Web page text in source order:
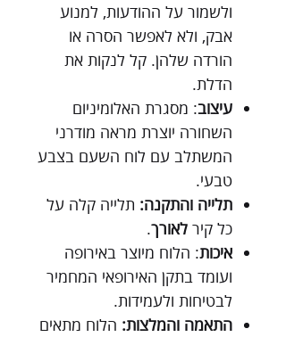
ולשמור על ההודעות, למנוע
אבק, ולא לאפשר הסרה או
הורדה שלהן. קל לנקות את
הדלת.
עיצוב: מסגרת האלומיניום
השחורה יוצרת מראה מודרני
המשתלב עם לוח השעם בצבע
טבעי.
תלייה והתקנה: תלייה קלה על
כל קיר לאורך.
איכות: הלוח מיוצר באירופה
ועומד בתקן האירופאי המחמיר
לבטיחות ולעמידות.
התאמה והמלצות: הלוח מתאים